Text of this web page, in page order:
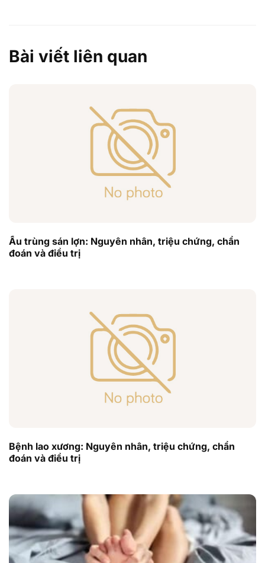
Bài viết liên quan
Ấu trùng sán lợn: Nguyên nhân, triệu chứng, chẩn
đoán và điều trị
Bệnh lao xương: Nguyên nhân, triệu chứng, chẩn
đoán và điều trị